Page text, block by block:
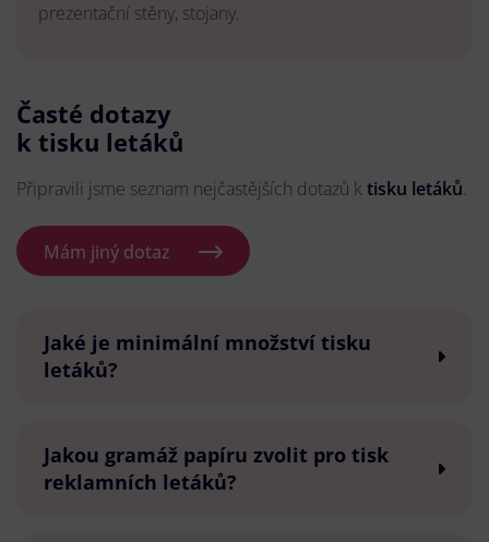
prezentační stěny, stojany.
Časté dotazy
k tisku letáků
Připravili jsme seznam nejčastějších dotazů k tisku letáků.
Mám jiný dotaz
Jaké je minimální množství tisku
letáků?
Jakou gramáž papíru zvolit pro tisk
reklamních letáků?